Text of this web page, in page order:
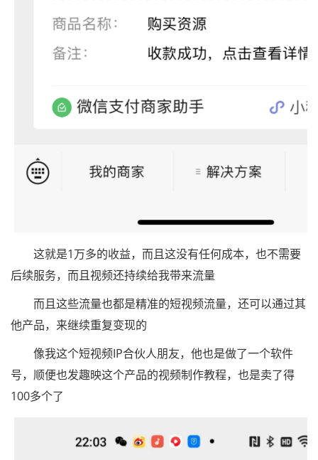
这就是1万多的收益，而且这没有任何成本，也不需要
后续服务，而且视频还持续给我带来流量
而且这些流量也都是精准的短视频流量，还可以通过其
他产品，来继续重复变现的
像我这个短视频IP合伙人朋友，他也是做了一个软件
号，顺便也发趣映这个产品的视频制作教程，也是卖了得
100多个了